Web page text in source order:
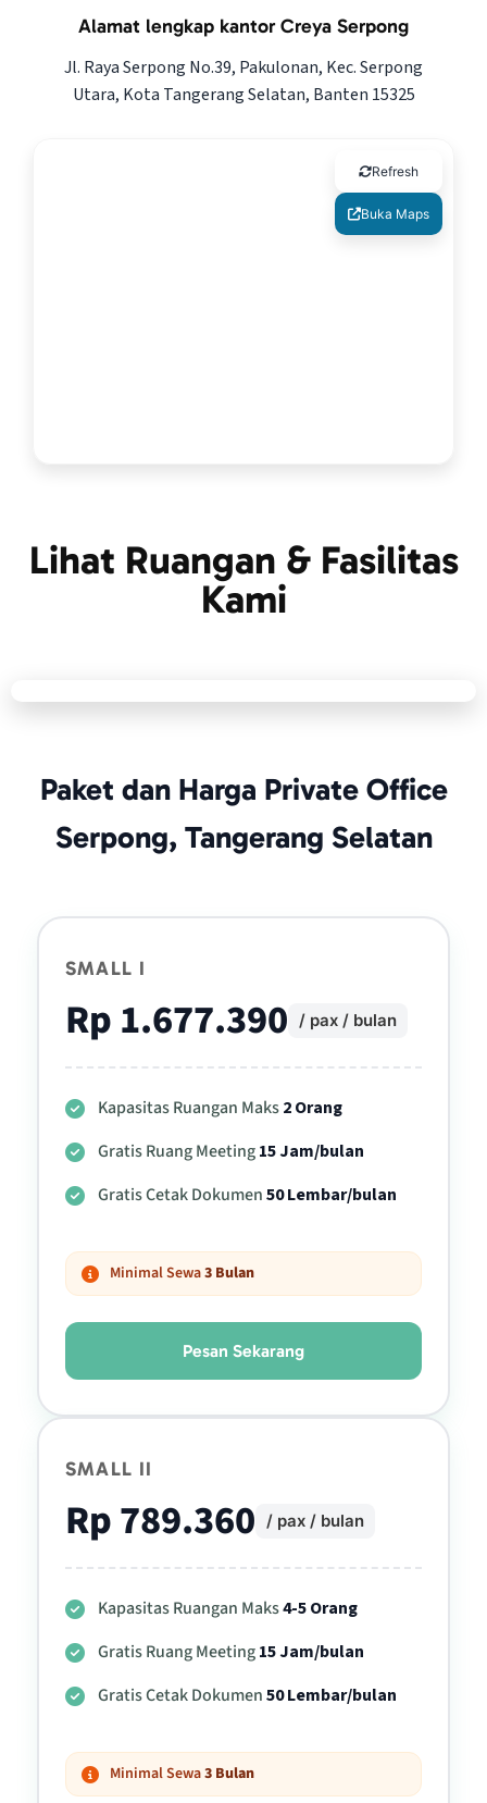
Alamat lengkap kantor Creya Serpong
Jl. Raya Serpong No.39, Pakulonan, Kec. Serpong
Utara, Kota Tangerang Selatan, Banten 15325
Refresh
Buka Maps
Lihat Ruangan & Fasilitas
Kami
Paket dan Harga Private Office
Serpong, Tangerang Selatan
SMALL I
Rp 1.677.390 / pax / bulan
Kapasitas Ruangan Maks2 Orang
Gratis Ruang Meeting15 Jam/bulan
Gratis Cetak Dokumen50 Lembar/bulan
Minimal Sewa3 Bulan
Pesan Sekarang
SMALL II
Rp 789.360 / pax / bulan
Kapasitas Ruangan Maks4-5 Orang
Gratis Ruang Meeting15 Jam/bulan
Gratis Cetak Dokumen50 Lembar/bulan
Minimal Sewa3 Bulan